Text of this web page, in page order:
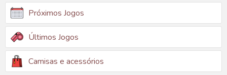
Próximos Jogos
Últimos Jogos
Camisas e acessórios